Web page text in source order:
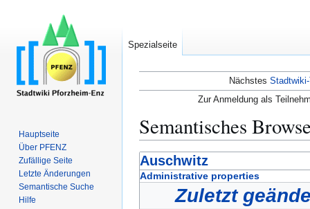
Nächstes
Zur Anmeldung als
Semantisches
Zur
Navigation
Zur
Suche
Auschwitz
Administrative properties
Zuletzt
Spezialseite
Hauptseite
Über PFENZ
Zufällige Seite
Letzte Änderungen
Semantische Suche
Hilfe